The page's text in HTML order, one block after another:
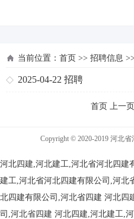
当前位置： 首页 >> 招聘信息 >>
2025-04-22 招聘
首页 上一页
Copyright © 2020-2019 河北
河北四建,河北建工,河北省河北四建
建工,河北省河北四建有限公司,河北
北四建有限公司,河北省四建 河北四
司,河北省四建 河北四建,河北建工,